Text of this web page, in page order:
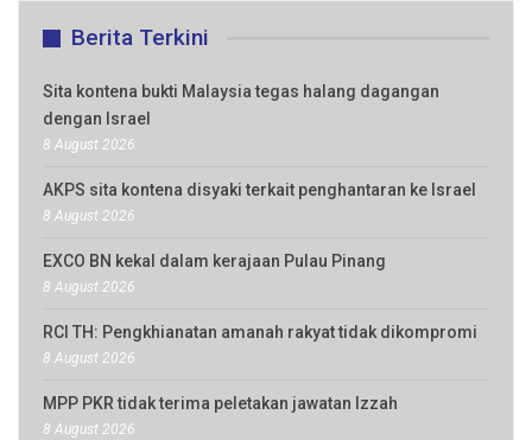
Berita Terkini
Sita kontena bukti Malaysia tegas halang dagangan
dengan Israel
8 August 2026
AKPS sita kontena disyaki terkait penghantaran ke Israel
8 August 2026
EXCO BN kekal dalam kerajaan Pulau Pinang
8 August 2026
RCI TH: Pengkhianatan amanah rakyat tidak dikompromi
8 August 2026
MPP PKR tidak terima peletakan jawatan Izzah
8 August 2026